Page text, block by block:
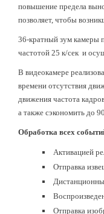
повышение предела
позволяет, чтобы
36-кратный зум камеры
частотой 25 к/сек и
В видеокамере
времени отсутствия
движения частота
а также сэкономить до
Обработка всех
Активацией
Отправка
Отправка